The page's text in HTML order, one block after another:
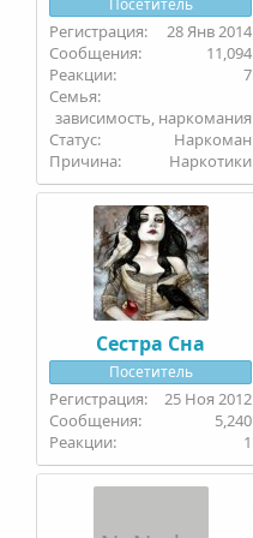
28 Янв 2014
11,094
7
Семья
зависимость, наркомания
Статус
Наркоман
Причина
Наркотики
Сестра Сна
Посетитель
25 Ноя 2012
5,240
1